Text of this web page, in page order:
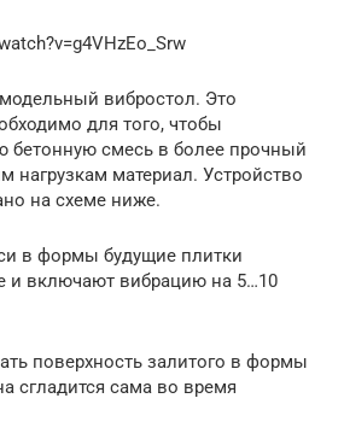
вибростол. Это
для того, чтобы
бетонную смесь в более прочный
нагрузкам материал. Устройство
на схеме ниже.
в формы будущие плитки
и включают вибрацию на 5…10
поверхность залитого в формы
сгладится сама во время